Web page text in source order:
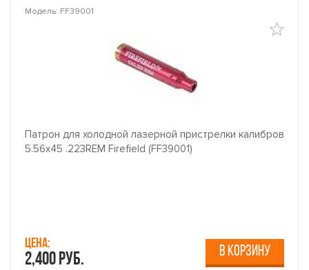
Модель: FF39001
Патрон для холодной лазерной пристрелки калибров
5.56x45 .223REM Firefield (FF39001)
Цена:
2,400 руб. В КОРЗИНУ